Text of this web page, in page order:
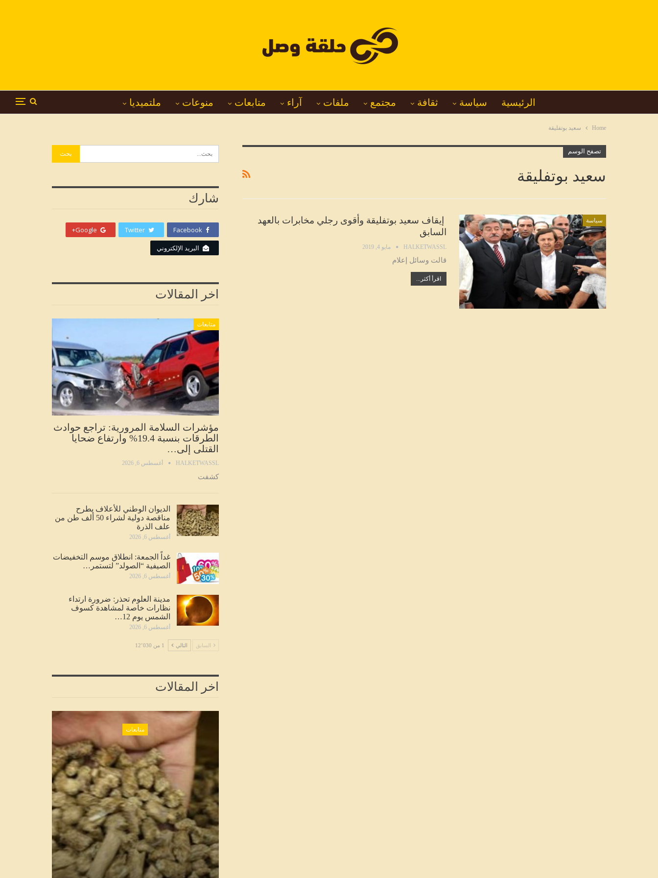
الرئيسية سياسة ثقافة مجتمع ملفات آراء متابعات منوعات ملتميديا
Home سعيد بوتفليقة
تصفح الوسم
سعيد بوتفليقة
سياسة
إيقاف سعيد بوتفليقة وأقوى رجلي مخابرات بالعهد
السابق
HALKETWASSL مايو 4, 2019
قالت وسائل إعلام
اقرأ أكثر...
شارك
Facebook
Twitter
Google+
البريد الإلكتروني
اخر المقالات
متابعات
مؤشرات السلامة المرورية: تراجع حوادث
الطرقات بنسبة 19.4% وارتفاع ضحايا
القتلى إلى…
HALKETWASSL أغسطس 6, 2026
كشفت
الديوان الوطني للأعلاف يطرح
مناقصة دولية لشراء 50 ألف طن من
علف الذرة
أغسطس 6, 2026
غداً الجمعة: انطلاق موسم التخفيضات
الصيفية “الصولد” لتستمر…
أغسطس 6, 2026
مدينة العلوم تحذر: ضرورة ارتداء
نظارات خاصة لمشاهدة كسوف
الشمس يوم 12…
أغسطس 6, 2026
السابق التالي 1 من 12٬030
اخر المقالات
متابعات